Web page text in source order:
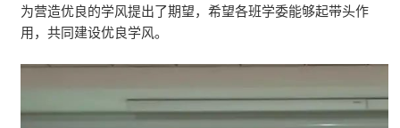
为营造优良的学风提出了期望，希望各班学委能够起带头作
用，共同建设优良学风。